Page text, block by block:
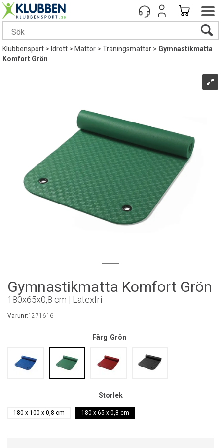
Klubbensport> Idrott>Mattor>Träningsmattor>Gymnastikmatta
Komfort Grön
Gymnastikmatta Komfort Grön
180x65x0,8 cm | Latexfri
Varunr:1271616
Färg Grön
Storlek
180 x 100 x 0,8 cm 180 x 65 x 0,8 cm